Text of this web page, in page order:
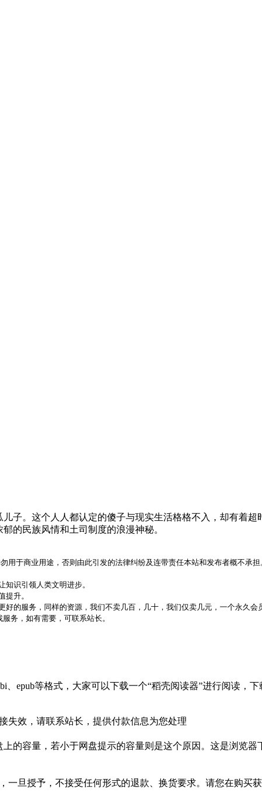
子。这个人人都认定的傻子与现实生活格格不入，却有着
的民族风情和土司制度的浪漫神秘。
用于商业用途，否则由此引发的法律纠纷及连带责任本站和发布者概不承
识引领人类文明进步。
提升。
的服务，同样的资源，我们不卖几百，几十，我们仅卖几元，一个永久会
务，如有需要，可联系站长。
epub等格式，大家可以下载一个“稻壳阅读器”进行阅读，
失效，请联系站长，提供付款信息为您处理
的容量，若小于网盘提示的容量则是这个原因。这是浏览
一旦授予，不接受任何形式的退款、换货要求。请您在购买